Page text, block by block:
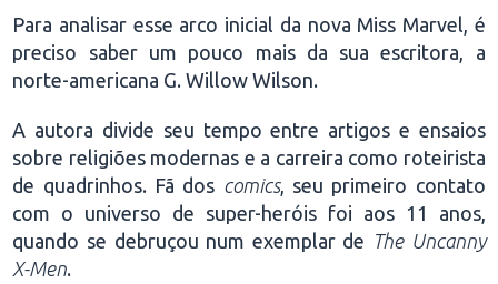
Para analisar esse arco inicial da nova Miss Marvel, é
preciso saber um pouco mais da sua escritora, a
norte-americana G. Willow Wilson.
A autora divide seu tempo entre artigos e ensaios
sobre religiões modernas e a carreira como roteirista
de quadrinhos. Fã dos comics, seu primeiro contato
com o universo de super-heróis foi aos 11 anos,
quando se debruçou num exemplar de The Uncanny
X-Men.